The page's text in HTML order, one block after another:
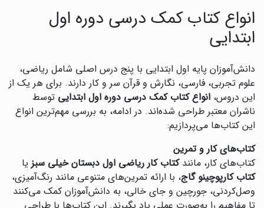
انواع کتاب کمک درسی دوره اول
ابتدایی
دانش‌آموزان پایه اول ابتدایی با پنج درس اصلی شامل ریاضی،
علوم تجربی، فارسی، نگارش و قرآن سر و کار دارند. برای هر یک از
این دروس، انواع کتاب کمک درسی دوره اول ابتدایی توسط
ناشران معتبر طراحی شده‌اند. در ادامه، به بررسی مهم‌ترین انواع
این کتاب‌ها می‌پردازیم:
کتاب‌های کار و تمرین
کتاب‌های کار، مانندکتاب کار ریاضی اول دبستان خیلی سبز یا
کتاب کارپوچینو گاج، با ارائه تمرین‌های متنوعی مانند رنگ‌آمیزی،
وصل‌کردنی، جورچین و جای خالی، به دانش‌آموزان کمک می‌کنند
تا مفاهیم را به‌صورت عملی یاد بگیرند. این کتاب‌ها با طراحی